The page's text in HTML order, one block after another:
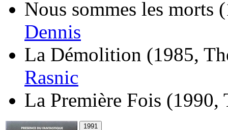
Nous sommes les morts
Dennis
La Démolition (1985,
Rasnic
La Première Fois (1990,